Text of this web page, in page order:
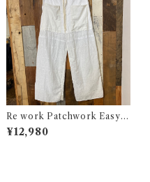
Re work Patchwork Easy P
ants #4 / リワーク パッチワー
ク イージー パンツ 古着
¥12,980